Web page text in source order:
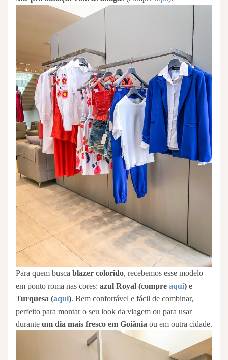
Para quem busca blazer colorido, recebemos esse modelo
em ponto roma nas cores: azul Royal (compre aqui) e
Turquesa (aqui). Bem confortável e fácil de combinar,
perfeito para montar o seu look da viagem ou para usar
durante um dia mais fresco em Goiânia ou em outra cidade.